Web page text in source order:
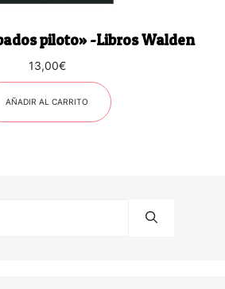
piloto» -Libros Walden
13,00€
AÑADIR AL CARRITO